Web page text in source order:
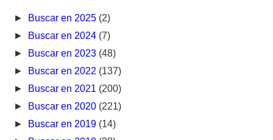
► Buscar en 2025 (2)
► Buscar en 2024 (7)
► Buscar en 2023 (48)
► Buscar en 2022 (137)
► Buscar en 2021 (200)
► Buscar en 2020 (221)
► Buscar en 2019 (14)